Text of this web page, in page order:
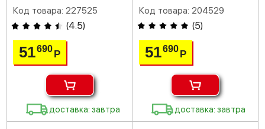
Код товара: 227525
(4.5)
51690Р
доставка: завтра
Код товара: 204529
(5)
51690 Р
доставка: завтра